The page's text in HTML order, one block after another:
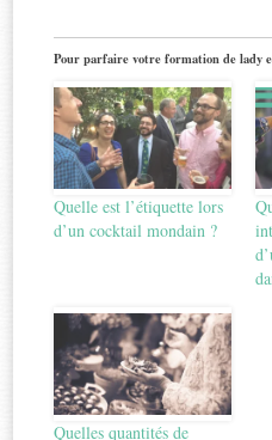
Pour parfaire votre formation de lady
Quelle est l’étiquette lors
d’un cocktail mondain ?
Quelles quantités de